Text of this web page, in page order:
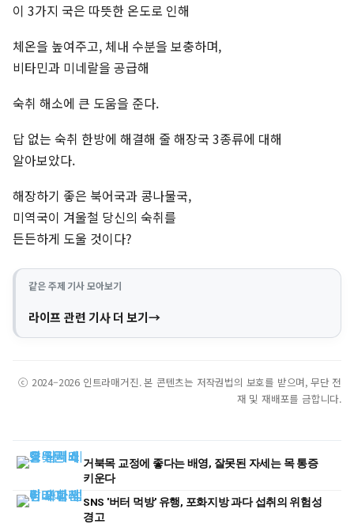
이 3가지 국은 따뜻한 온도로 인해
체온을 높여주고, 체내 수분을 보충하며,
비타민과 미네랄을 공급해
숙취 해소에 큰 도움을 준다.
답 없는 숙취 한방에 해결해 줄 해장국 3종류에 대해
알아보았다.
해장하기 좋은 북어국과 콩나물국,
미역국이 겨울철 당신의 숙취를
든든하게 도울 것이다?
같은 주제 기사 모아보기
라이프 관련 기사 더 보기
ⓒ 2024–2026 인트라매거진. 본 콘텐츠는 저작권법의 보호를 받으며, 무단 전
재 및 재배포를 금합니다.
거북목 교정에 좋다는 배영, 잘못된 자세는 목 통증
키운다
SNS '버터 먹방' 유행, 포화지방 과다 섭취의 위험성
경고